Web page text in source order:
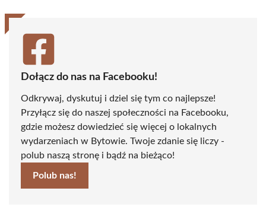
Dołącz do nas na Facebooku!
Odkrywaj, dyskutuj i dziel się tym co najlepsze!
Przyłącz się do naszej społeczności na Facebooku,
gdzie możesz dowiedzieć się więcej o lokalnych
wydarzeniach w Bytowie. Twoje zdanie się liczy -
polub naszą stronę i bądź na bieżąco!
Polub nas!